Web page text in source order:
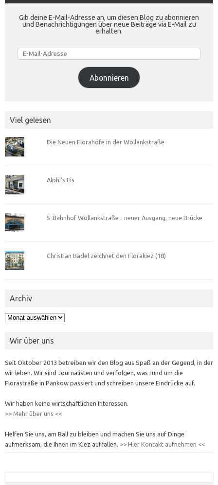
Gib deine E-Mail-Adresse an, um diesen Blog zu abonnieren
und Benachrichtigungen über neue Beiträge via E-Mail zu
erhalten.
E-
Mail-
Adresse
Abonnieren
Viel gelesen
Die Neuen Florahöfe in der Wollankstraße
Alphi’s Eis
S-Bahnhof Wollankstraße - neuer Ausgang, neue Brücke
Christian Badel zeichnet den Florakiez (18)
Archiv
Archiv
Wir über uns
Seit Oktober 2013 betreiben wir den Blog aus Spaß an der Gegend, in der
wir leben. Wir sind Journalisten und verfolgen, was rund um die
Florastraße in Pankow passiert und schreiben unsere Eindrücke auf.
Wir haben keine wirtschaftlichen Interessen.
>> Mehr über uns <<
Helfen Sie uns, am Ball zu bleiben und machen Sie uns auf Dinge
aufmerksam, die Ihnen im Kiez auffallen. >> Hier Kontakt aufnehmen <<